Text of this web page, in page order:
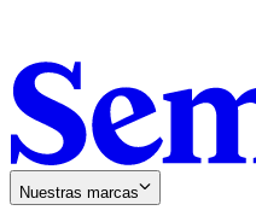
Nuestras marcas